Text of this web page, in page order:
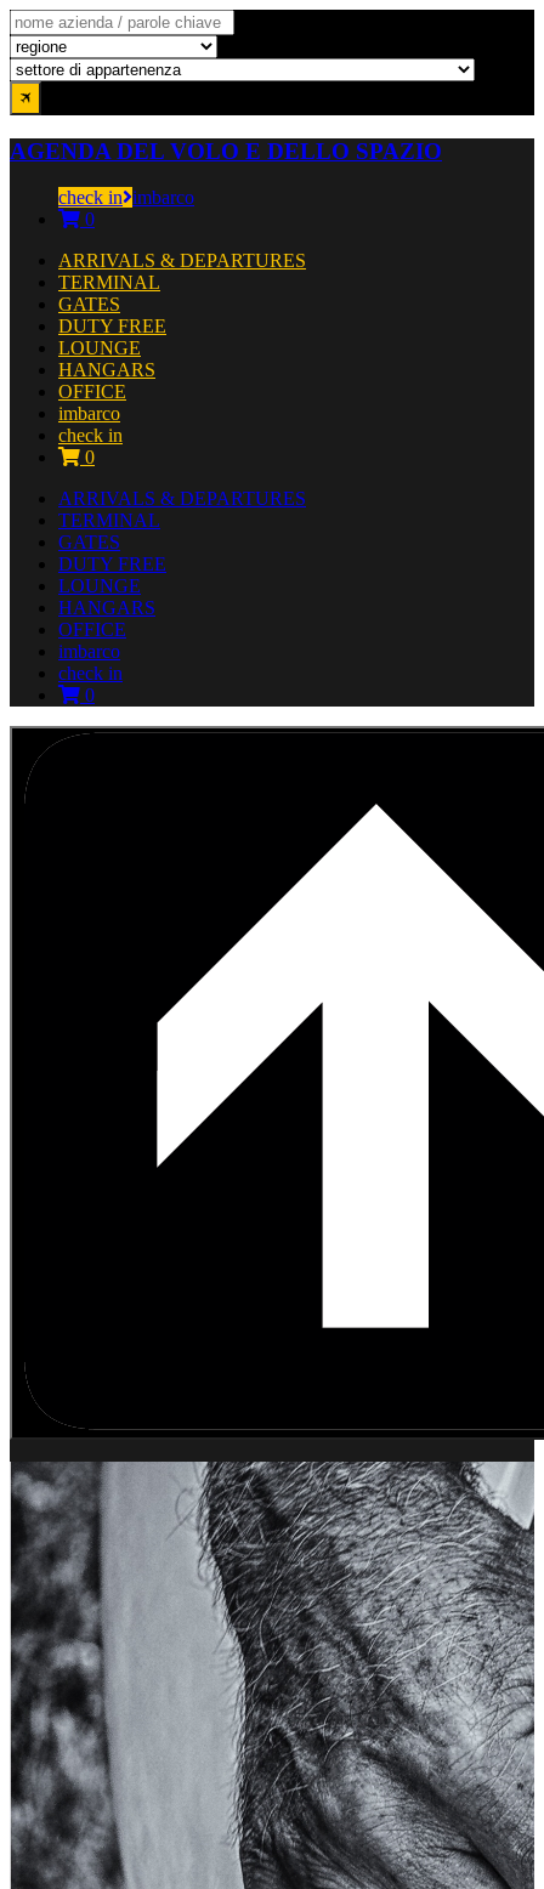
AGENDA DEL VOLO E DELLO SPAZIO
check in imbarco
0
ARRIVALS & DEPARTURES
TERMINAL
GATES
DUTY FREE
LOUNGE
HANGARS
OFFICE
imbarco
check in
0
ARRIVALS & DEPARTURES
TERMINAL
GATES
DUTY FREE
LOUNGE
HANGARS
OFFICE
imbarco
check in
0